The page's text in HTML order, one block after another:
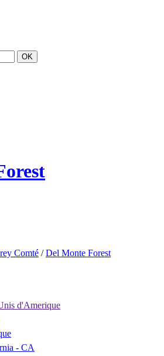
Comté /Del Monte Forest
d'Amerique
- CA